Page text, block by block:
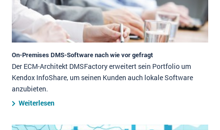
On-Premises DMS-Software nach wie vor gefragt
Der ECM-Architekt DMSFactory erweitert sein Portfolio um
Kendox InfoShare, um seinen Kunden auch lokale Software
anzubieten.
Weiterlesen